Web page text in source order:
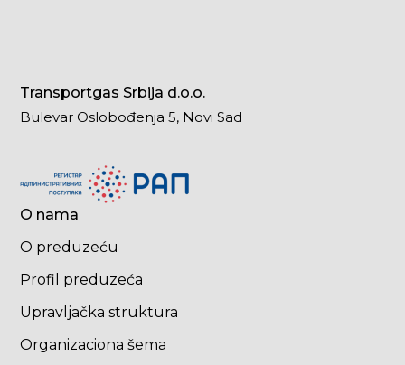
Transportgas Srbija d.o.o.
Bulevar Oslobođenja 5, Novi Sad
O nama
O preduzeću
Profil preduzeća
Upravljačka struktura
Organizaciona šema